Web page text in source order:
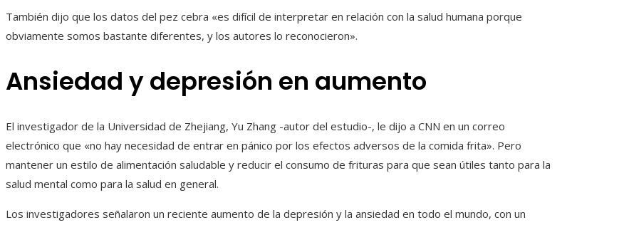
También dijo que los datos del pez cebra «es difícil de interpretar en relación con la salud humana porque
obviamente somos bastante diferentes, y los autores lo reconocieron».
Ansiedad y depresión en aumento
El investigador de la Universidad de Zhejiang, Yu Zhang -autor del estudio-, le dijo a CNN en un correo
electrónico que «no hay necesidad de entrar en pánico por los efectos adversos de la comida frita». Pero
mantener un estilo de alimentación saludable y reducir el consumo de frituras para que sean útiles tanto para la
salud mental como para la salud en general.
Los investigadores señalaron un reciente aumento de la depresión y la ansiedad en todo el mundo, con un